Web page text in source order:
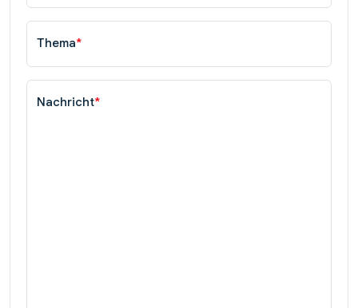
Thema*
Nachricht*